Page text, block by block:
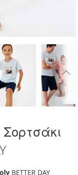
BETTER DAY